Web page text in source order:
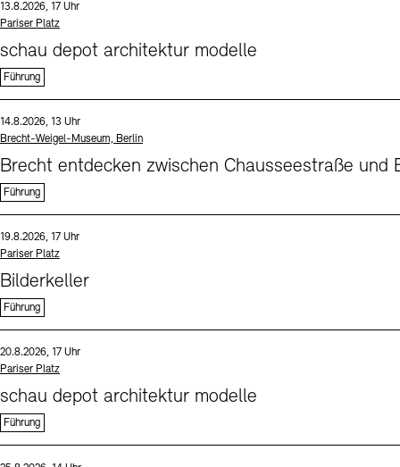
Datum und Uhrzeit:
13.8.2026, 17 Uhr
Standort
Pariser Platz
schau depot architektur modelle
Führung
Datum und Uhrzeit:
14.8.2026, 13 Uhr
Standort
Brecht-Weigel-Museum, Berlin
Brecht entdecken zwischen Chausseestraße und
Führung
Datum und Uhrzeit:
19.8.2026, 17 Uhr
Standort
Pariser Platz
Bilderkeller
Führung
Datum und Uhrzeit:
20.8.2026, 17 Uhr
Standort
Pariser Platz
schau depot architektur modelle
Führung